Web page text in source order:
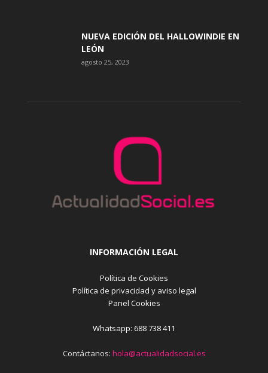
NUEVA EDICIÓN DEL HALLOWINDIE EN
LEÓN
agosto 25, 2023
INFORMACIÓN LEGAL
Política de Cookies
Política de privacidad y aviso legal
Panel Cookies
Whatsapp: 688 738 411
Contáctanos: hola@actualidadsocial.es